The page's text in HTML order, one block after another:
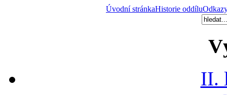
Úvodní stránkaHistorie oddílu
II.